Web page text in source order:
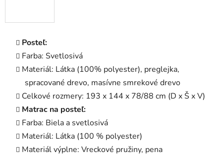
Posteľ:
Farba: Svetlosivá
Materiál: Látka (100% polyester), preglejka,
spracované drevo, masívne smrekové drevo
Celkové rozmery: 193 x 144 x 78/88 cm (D x Š x V)
Matrac na posteľ:
Farba: Biela a svetlosivá
Materiál: Látka (100 % polyester)
Materiál výplne: Vreckové pružiny, pena